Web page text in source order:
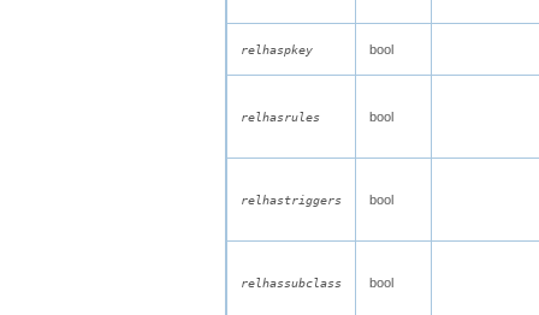
relhaspkey bool
relhasrules bool
relhastriggers bool
relhassubclass bool